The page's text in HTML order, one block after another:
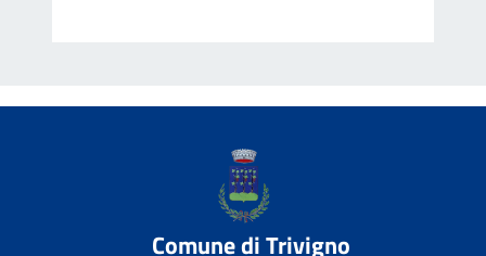
Comune di Trivigno